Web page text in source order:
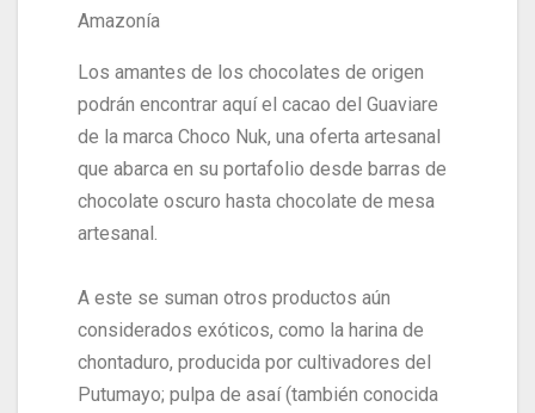
Amazonía
Los amantes de los chocolates de origen
podrán encontrar aquí el cacao del Guaviare
de la marca Choco Nuk, una oferta artesanal
que abarca en su portafolio desde barras de
chocolate oscuro hasta chocolate de mesa
artesanal.
A este se suman otros productos aún
considerados exóticos, como la harina de
chontaduro, producida por cultivadores del
Putumayo; pulpa de asaí (también conocida